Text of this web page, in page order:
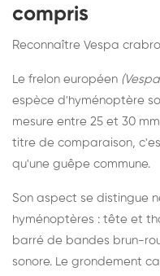
compris
Reconnaître Vespa
Le frelon européen
espèce d'hyménoptère
mesure entre 25 et 30
titre de comparaison,
qu'une guêpe commune.
Son aspect se distingue
hyménoptères : tête et
barré de bandes brun-
sonore. Le grondement